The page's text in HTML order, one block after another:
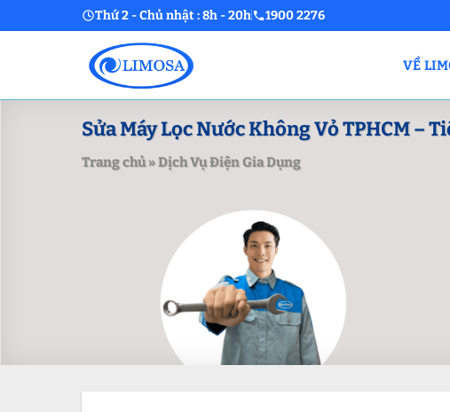
to
Thứ 2 - Chủ nhật : 8h - 20h 1900 2276
VỀ
Sửa Máy Lọc Nước Không Vỏ TPHCM –
Trang chủ»Dịch Vụ Điện Gia Dụng